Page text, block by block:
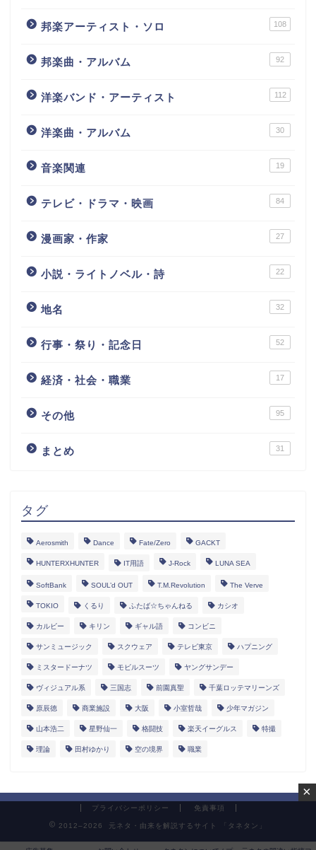
邦楽アーティスト・ソロ 108
邦楽曲・アルバム 92
洋楽バンド・アーティスト 112
洋楽曲・アルバム 30
音楽関連 19
テレビ・ドラマ・映画 84
漫画家・作家 27
小説・ライトノベル・詩 22
地名 32
行事・祭り・記念日 52
経済・社会・職業 17
その他 95
まとめ 31
タグ
Aerosmith Dance Fate/Zero GACKT
HUNTERXHUNTER IT用語 J-Rock LUNA SEA
SoftBank SOUL’d OUT T.M.Revolution The Verve
TOKIO くるり ふたば☆ちゃんねる カシオ
カルビー キリン ギャル語 コンビニ
サンミュージック スクウェア テレビ東京 ハプニング
ミスタードーナツ モビルスーツ ヤングサンデー
ヴィジュアル系 三国志 前園真聖 千葉ロッテマリーンズ
原辰徳 商業施設 大阪 小室哲哉 少年マガジン
山本浩二 星野仙一 格闘技 楽天イーグルス 特撮
理論 田村ゆかり 空の境界 職業
プライバシーポリシー 免責事項
2012–2026 元ネタ・由来を解説するサイト 「タネタン」
×